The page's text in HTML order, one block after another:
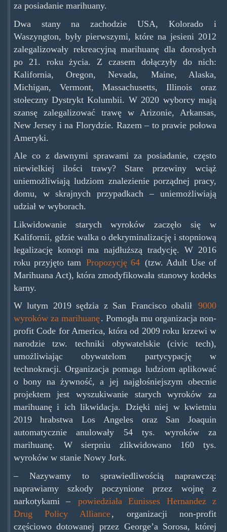
za posiadanie marihuany.
Dwa stany na zachodzie USA, Kolorado i
Waszyngton, były pierwszymi, które na jesieni 2012
zalegalizowały rekreacyjną marihuanę dla dorosłych
po 21. roku życia. Z czasem dołączyły do nich:
Kalifornia, Oregon, Nevada, Maine, Alaska,
Michigan, Vermont, Massachusetts, Illinois oraz
stołeczny Dystrykt Kolumbii. W 2020 wyborcy mają
szansę zalegalizować trawę w Arizonie, Arkansas,
New Jersey i na Florydzie. Razem – to prawie połowa
Ameryki.
Ale co z dawnymi sprawami za posiadanie, często
niewielkiej ilości trawy? Stare przewiny wciąż
uniemożliwiają ludziom znalezienie porządnej pracy,
domu, w skrajnych przypadkach – uniemożliwiają
udział w wyborach.
Likwidowanie starych wyroków zaczęło się w
Kalifornii, gdzie walka o dekryminalizację i stopniową
legalizację konopi ma najdłuższą tradycję. W 2016
roku przyjęto tam Propozycję 64 (tzw. Adult Use of
Marihuana Act), która zmodyfikowała stanowy kodeks
karny.
W lutym 2019 sędzia z San Francisco obalił 9000
wyroków za marihuanę. Pomogła mu organizacja non-
profit Code for America, która od 2009 roku krzewi w
narodzie tzw. techniki obywatelskie (civic tech),
umożliwiając obywatelom partycypację w
technokracji. Organizacja pomaga ludziom aplikować
o bony na żywność, a jej najgłośniejszym obecnie
projektem jest wyszukiwanie starych wyroków za
marihuanę i ich likwidacja. Dzięki niej w kwietniu
2019 hrabstwa Los Angeles oraz San Joaquin
automatycznie anulowały 54 tys. wyroków za
marihuanę. W sierpniu zlikwidowano 160 tys.
wyroków w stanie Nowy Jork.
– Nazywamy to sprawiedliwością naprawczą:
naprawiamy szkody poczynione przez wojnę z
narkotykami –
powiedziała Eunisses Hernandez z
Drug Policy Alliance, organizacji non-profit
częściowo dotowanej przez George’a Sorosa, której